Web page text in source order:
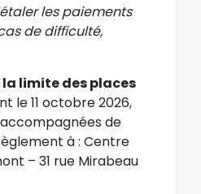
les paiements
de difficulté,
limite des places
le 11 octobre 2026,
de
à : Centre
– 31 rue Mirabeau